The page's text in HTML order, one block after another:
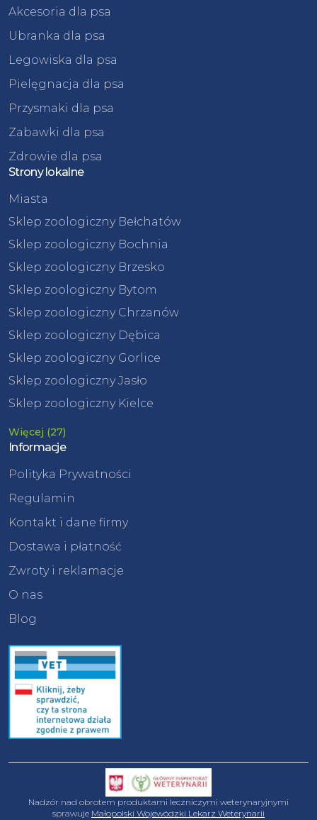
Akcesoria dla psa
Ubranka dla psa
Legowiska dla psa
Pielęgnacja dla psa
Przysmaki dla psa
Zabawki dla psa
Zdrowie dla psa
Strony lokalne
Miasta
Sklep zoologiczny Bełchatów
Sklep zoologiczny Bochnia
Sklep zoologiczny Brzesko
Sklep zoologiczny Bytom
Sklep zoologiczny Chrzanów
Sklep zoologiczny Dębica
Sklep zoologiczny Gorlice
Sklep zoologiczny Jasło
Sklep zoologiczny Kielce
Więcej (27)
Informacje
Polityka Prywatności
Regulamin
Kontakt i dane firmy
Dostawa i płatność
Zwroty i reklamacje
O nas
Blog
Nadzór nad obrotem produktami leczniczymi weterynaryjnymi
sprawuje Małopolski Wojewódzki Lekarz Weterynarii